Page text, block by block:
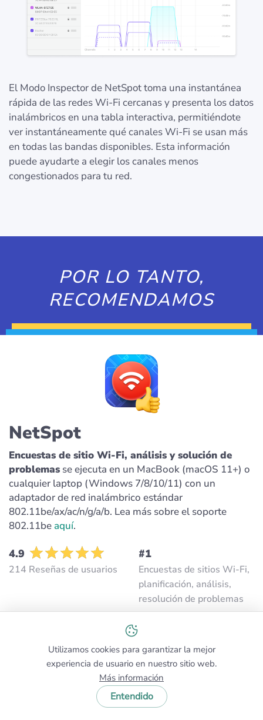
El Modo Inspector de NetSpot toma una instantánea
rápida de las redes Wi-Fi cercanas y presenta los datos
inalámbricos en una tabla interactiva, permitiéndote
ver instantáneamente qué canales Wi-Fi se usan más
en todas las bandas disponibles. Esta información
puede ayudarte a elegir los canales menos
congestionados para tu red.
POR LO TANTO,
RECOMENDAMOS
NetSpot
Encuestas de sitio Wi-Fi, análisis y solución de
problemas se ejecuta en un MacBook (macOS 11+) o
cualquier laptop (Windows 7/8/10/11) con un
adaptador de red inalámbrico estándar
802.11be/ax/ac/n/g/a/b. Lea más sobre el soporte
802.11be aquí.
4.9
214 Reseñas de usuarios
#1
Encuestas de sitios Wi-Fi,
planificación, análisis,
resolución de problemas
Años
Mac/Windows/Аndroid
Utilizamos cookies para garantizar la mejor
experiencia de usuario en nuestro sitio web.
Más información
Entendido